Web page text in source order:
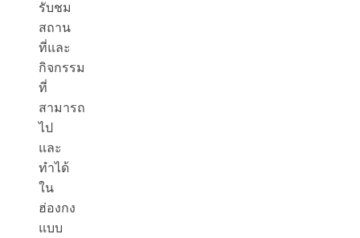
รับชม
สถาน
ที่และ
กิจกรรม
ที่
สามารถ
ไป
และ
ทำได้
ใน
ฮ่องกง
แบบ